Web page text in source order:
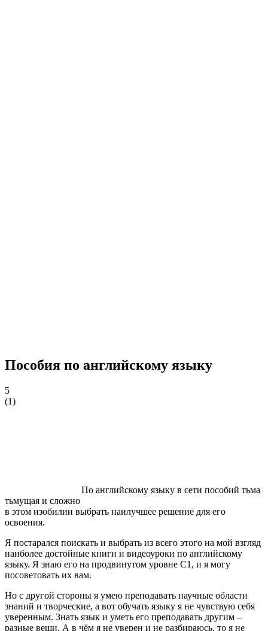
Пособия по английскому языку
5
(1)
По английскому языку в сети пособий тьма
тьмущая и сложно
в этом изобилии выбрать наилучшее решение для его
освоения.
Я постарался поискать и выбрать из всего этого на мой взгляд
наиболее достойные книги и видеоуроки по английскому
языку. Я знаю его на продвинутом уровне C1, и я могу
посоветовать их вам.
Но с другой стороны я умею преподавать научные области
знаний и творческие, а вот обучать языку я не чувствую себя
уверенным. Знать язык и уметь его преподавать другим –
разные вещи. А в чём я не уверен и не разбираюсь, то я не